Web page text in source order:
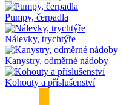
Pumpy, čerpadla
Nálevky, trychtýře
Kanystry, odměrné nádoby
Kohouty a příslušenství